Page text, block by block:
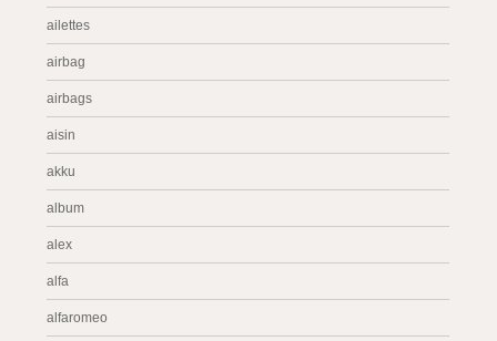
ailettes
airbag
airbags
aisin
akku
album
alex
alfa
alfaromeo